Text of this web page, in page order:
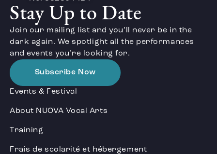
Stay Up to Date
Join our mailing list and you’ll never be in the
dark again. We spotlight all the performances
and events you’re looking for.
Subscribe Now
Events & Festival
About NUOVA Vocal Arts
Training
Frais de scolarité et hébergement